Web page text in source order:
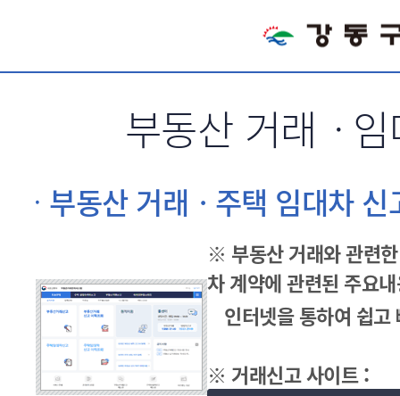
부동산 거래ㆍ
부동산 거래ㆍ주택 임대차 신
※ 부동산 거래와 관련
차 계약에 관련된 주요
인터넷을 통하여 쉽
※ 거래신고 사이트 :